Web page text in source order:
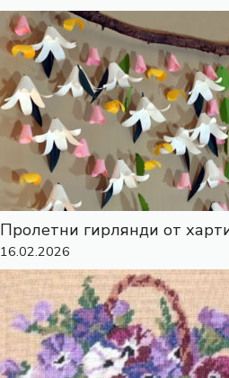
Пролетни гирлянди от
16.02.2026